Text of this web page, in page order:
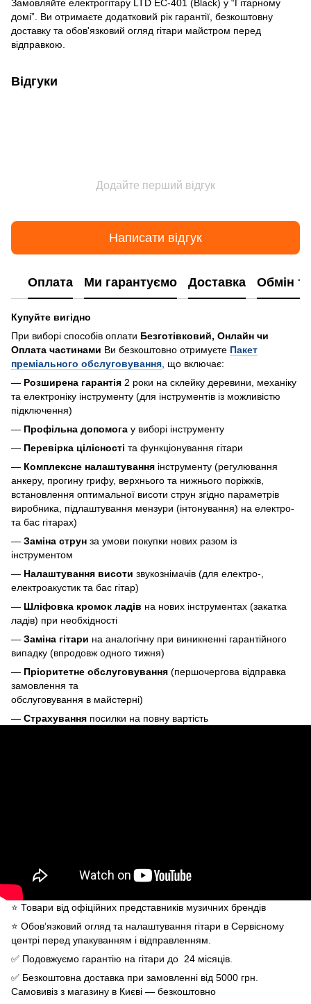
Замовляйте електрогітару LTD EC-401 (Black) у “Гітарному
домі”. Ви отримаєте додатковий рік гарантії, безкоштовну
доставку та обов'язковий огляд гітари майстром перед
відправкою.
Відгуки
Додайте перший відгук
Написати відгук
Оплата Ми гарантуємо Доставка Обмін
Купуйте вигідно
При виборі способів оплати Безготівковий, Онлайн чи
Оплата частинами Ви безкоштовно отримуєте Пакет
преміального обслуговування , що включає:
— Розширена гарантія 2 роки на склейку деревини, механіку
та електроніку інструменту (для інструментів із можливістю
підключення)
— Профільна допомога у виборі інструменту
— Перевірка цілісності та функціонування гітари
— Комплексне налаштування інструменту (регулювання
анкеру, прогину грифу, верхнього та нижнього поріжків,
встановлення оптимальної висоти струн згідно параметрів
виробника, підлаштування мензури (інтонування) на електро-
та бас гітарах)
— Заміна струн за умови покупки нових разом із
інструментом
— Налаштування висоти звукознімачів (для електро-,
електроакустик та бас гітар)
— Шліфовка кромок ладів на нових інструментах (закатка
ладів) при необхідності
— Заміна гітари на аналогічну при виникненні гарантійного
випадку (впродовж одного тижня)
— Пріоритетне обслуговування (першочергова відправка
замовлення та
обслуговування в майстерні)
— Страхування посилки на повну вартість
⭐️ Товари від офіційних представників музичних брендів
⭐️ Обов’язковий огляд та налаштування гітари в Сервісному
центрі перед упакуванням і відправленням.
✅ Подовжуємо гарантію на гітари до 24 місяців.
✅ Безкоштовна доставка при замовленні від 5000 грн.
Самовивіз з магазину в Києві — безкоштовно